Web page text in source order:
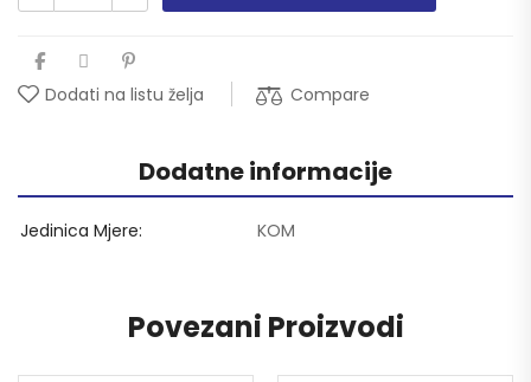
Dodati na listu želja Compare
Dodatne informacije
Jedinica Mjere KOM
Povezani Proizvodi